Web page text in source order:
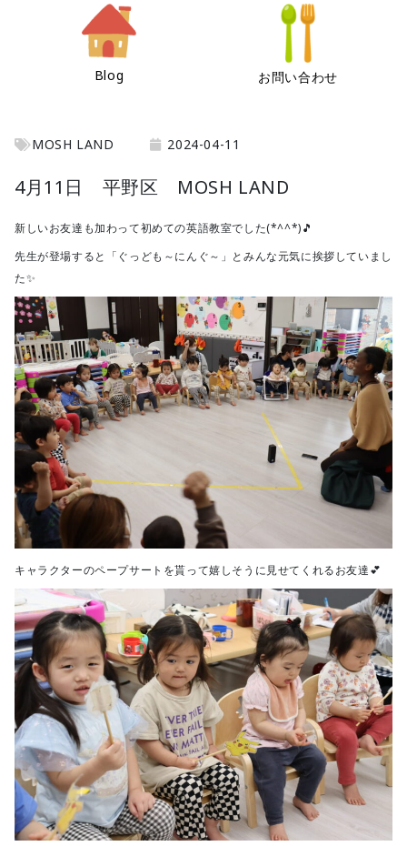
Blog お問い合わせ
MOSH LAND 2024-04-11
4月11日 平野区 MOSH LAND
新しいお友達も加わって初めての英語教室でした(*^^*)🎵
先生が登場すると「ぐっども～にんぐ～」とみんな元気に挨拶していまし
た✨
キャラクターのペープサートを貰って嬉しそうに見せてくれるお友達💕